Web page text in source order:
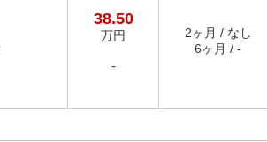
38.50
万円
-
2ヶ月 / なし
6ヶ月 / -